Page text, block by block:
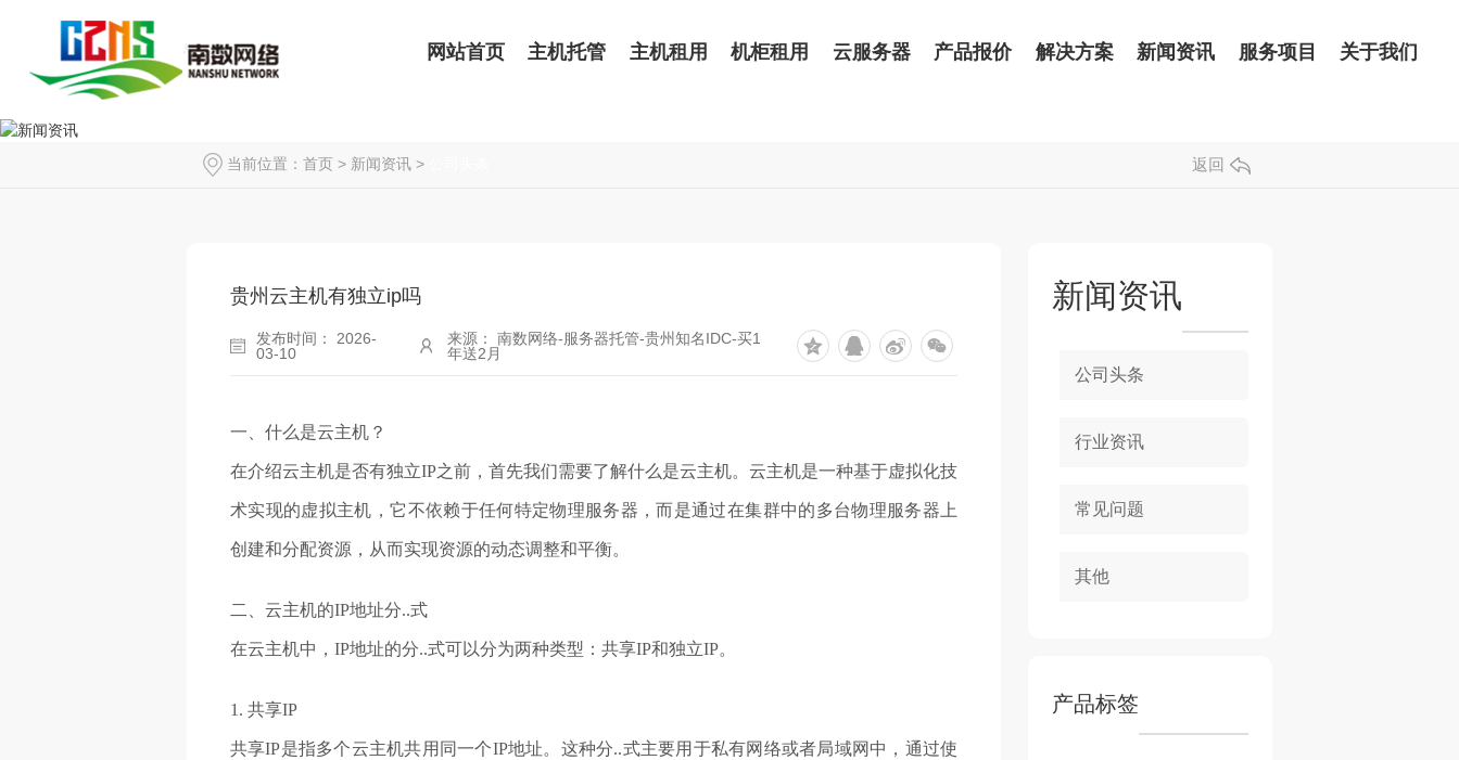
网站首页 主机托管 主机租用 机柜租用 云服务器 产品报价 解决方案 新闻资讯 服务项目 关于我们
当前位置： 首页 > 新闻资讯 > 返回
贵州云主机有独立ip吗
发布时间： 2026-
03-10
来源： 南数网络-服务器托管-贵州知名IDC-买1
年送2月
一、什么是云主机？
在介绍云主机是否有独立IP之前，首先我们需要了解什么是云主机。云主机是一种基于虚拟化技
术实现的虚拟主机，它不依赖于任何特定物理服务器，而是通过在集群中的多台物理服务器上
创建和分配资源，从而实现资源的动态调整和平衡。
二、云主机的IP地址分..式
在云主机中，IP地址的分..式可以分为两种类型：共享IP和独立IP。
1. 共享IP
共享IP是指多个云主机共用同一个IP地址。这种分..式主要用于私有网络或者局域网中，通过使
新闻资讯
公司头条
行业资讯
常见问题
其他
产品标签